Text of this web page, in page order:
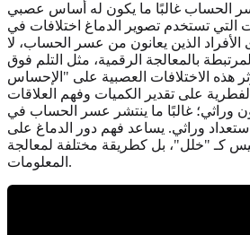
الحساب غالبًا ما يكون له أساس عصبي
تستخدم تصوير الدماغ اختلافات في
الأفراد الذين يعانون من عسر الحساب، لا
بالمعالجة الرقمية، مثل التلم فوق
هذه الاختلافات العصبية على "الإحساس
على تقدير الكميات وفهم العلاقات
وراثي؛ غالبًا ما ينتشر عسر الحساب في
استعداد وراثي. يساعد فهم دور الدماغ على
كـ "خلل"، بل كطريقة مختلفة لمعالجة
المعلومات.